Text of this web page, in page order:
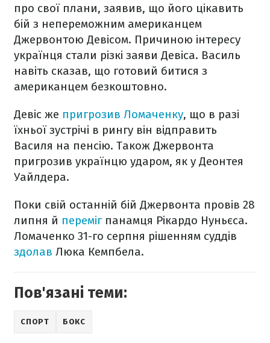
про свої плани, заявив, що його цікавить
бій з непереможним американцем
Джервонтою Девісом. Причиною інтересу
українця стали різкі заяви Девіса. Василь
навіть сказав, що готовий битися з
американцем безкоштовно.
Девіс же пригрозив Ломаченку, що в разі
їхньої зустрічі в рингу він відправить
Василя на пенсію. Також Джервонта
пригрозив українцю ударом, як у Деонтея
Уайлдера.
Поки свій останній бій Джервонта провів 28
липня й перемігпанамця Рікардо Нуньєса.
Ломаченко 31-го серпня рішенням суддів
здолав Люка Кемпбела.
Пов'язані теми:
СПОРТ БОКС